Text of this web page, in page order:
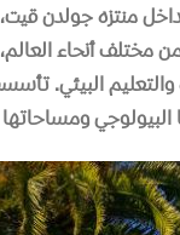
داخل منتزه جولدن
مختلف أنحاء
البيئي.
البيولوجي